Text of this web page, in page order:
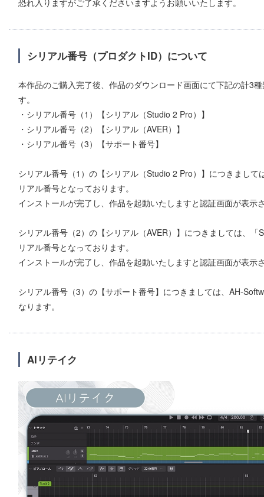
恐れ⼊りますがご了承くださいますようお願いいたします。
シリアル番号（プロダクトID）について
本作品のご購入完了後、作品のダウンロード画面にて下記の計3
す。
・シリアル番号（1）【シリアル（Studio 2 Pro）】
・シリアル番号（2）【シリアル（AVER）】
・シリアル番号（3）【サポート番号】
シリアル番号（1）の【シリアル（Studio 2 Pro）】につきまし
リアル番号となっております。
インストールが完了し、作品を起動いたしますと認証画面が表示
シリアル番号（2）の【シリアル（AVER）】につきましては、
リアル番号となっております。
インストールが完了し、作品を起動いたしますと認証画面が表示
シリアル番号（3）の【サポート番号】につきましては、AH-
なります。
AIリテイク